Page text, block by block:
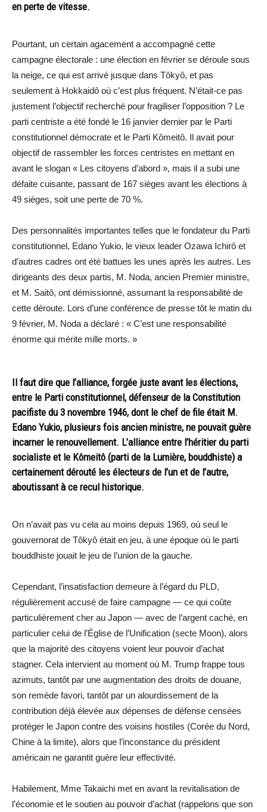
en perte de vitesse.
Pourtant, un certain agacement a accompagné cette
campagne électorale : une élection en février se déroule sous
la neige, ce qui est arrivé jusque dans Tôkyô, et pas
seulement à Hokkaidô où c’est plus fréquent. N’était-ce pas
justement l’objectif recherché pour fragiliser l’opposition ? Le
parti centriste a été fondé le 16 janvier dernier par le Parti
constitutionnel démocrate et le Parti Kômeitô. Il avait pour
objectif de rassembler les forces centristes en mettant en
avant le slogan « Les citoyens d’abord », mais il a subi une
défaite cuisante, passant de 167 sièges avant les élections à
49 sièges, soit une perte de 70 %.
Des personnalités importantes telles que le fondateur du Parti
constitutionnel, Edano Yukio, le vieux leader Ozawa Ichirô et
d’autres cadres ont été battues les unes après les autres. Les
dirigeants des deux partis, M. Noda, ancien Premier ministre,
et M. Saitô, ont démissionné, assumant la responsabilité de
cette déroute. Lors d’une conférence de presse tôt le matin du
9 février, M. Noda a déclaré : « C’est une responsabilité
énorme qui mérite mille morts. »
Il faut dire que l’alliance, forgée juste avant les élections,
entre le Parti constitutionnel, défenseur de la Constitution
pacifiste du 3 novembre 1946, dont le chef de file était M.
Edano Yukio, plusieurs fois ancien ministre, ne pouvait guère
incarner le renouvellement. L’alliance entre l’héritier du parti
socialiste et le Kômeitô (parti de la Lumière, bouddhiste) a
certainement dérouté les électeurs de l’un et de l’autre,
aboutissant à ce recul historique.
On n’avait pas vu cela au moins depuis 1969, où seul le
gouvernorat de Tôkyô était en jeu, à une époque où le parti
bouddhiste jouait le jeu de l’union de la gauche.
Cependant, l’insatisfaction demeure à l’égard du PLD,
régulièrement accusé de faire campagne — ce qui coûte
particulièrement cher au Japon — avec de l’argent caché, en
particulier celui de l’Église de l’Unification (secte Moon), alors
que la majorité des citoyens voient leur pouvoir d’achat
stagner. Cela intervient au moment où M. Trump frappe tous
azimuts, tantôt par une augmentation des droits de douane,
son remède favori, tantôt par un alourdissement de la
contribution déjà élevée aux dépenses de défense censées
protéger le Japon contre des voisins hostiles (Corée du Nord,
Chine à la limite), alors que l’inconstance du président
américain ne garantit guère leur effectivité.
Habilement, Mme Takaichi met en avant la revitalisation de
l’économie et le soutien au pouvoir d’achat (rappelons que son